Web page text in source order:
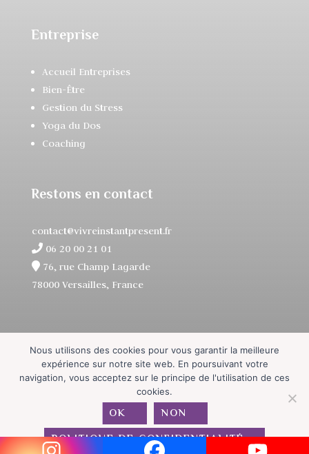
Entreprise
Accueil Entreprises
Bien-Être
Gestion du Stress
Yoga du Dos
Coaching
Restons en contact
contact@vivreinstantpresent.fr
06 20 00 21 01
76, rue Champ Lagarde
78000 Versailles, France
Politique de Confidentialité
du Site
Nous utilisons des cookies pour vous garantir la meilleure
expérience sur notre site web. En poursuivant votre
navigation, vous acceptez sur le principe de l'utilisation de ces
cookies.
OK
NON
POLITIQUE DE CONFIDENTIALITÉ